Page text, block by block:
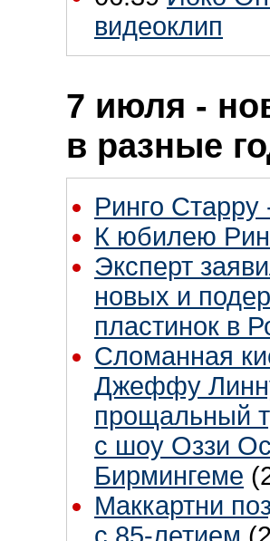
видеоклип
7 июля -
в разные
Ринго Старру
К юбилею
Эксперт
новых и
пластинок в
Сломанная
Джеффу
прощальный
с шоу Оззи
Бирмингеме
Маккартни